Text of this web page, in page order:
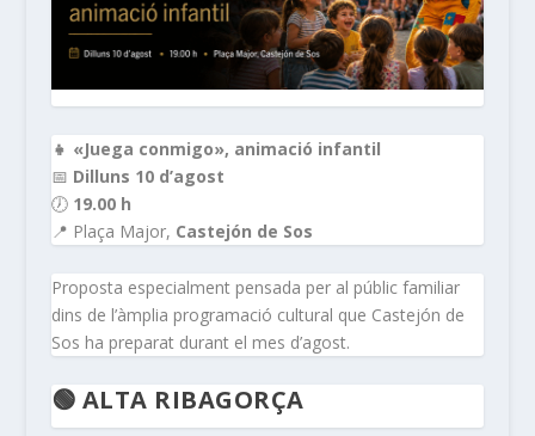
👧 «Juega conmigo», animació infantil
📅 Dilluns 10 d’agost
🕖 19.00 h
📍 Plaça Major, Castejón de Sos
Proposta especialment pensada per al públic familiar
dins de l’àmplia programació cultural que Castejón de
Sos ha preparat durant el mes d’agost.
🟢 ALTA RIBAGORÇA